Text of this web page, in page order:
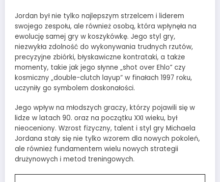
Jordan był nie tylko najlepszym strzelcem i liderem
swojego zespołu, ale również osobą, która wpłynęła na
ewolucję samej gry w koszykówkę. Jego styl gry,
niezwykła zdolność do wykonywania trudnych rzutów,
precyzyjne zbiórki, błyskawiczne kontrataki, a także
momenty, takie jak jego słynne „shot over Ehlo” czy
kosmiczny „double-clutch layup” w finałach 1997 roku,
uczyniły go symbolem doskonałości.
Jego wpływ na młodszych graczy, którzy pojawili się w
lidze w latach 90. oraz na początku XXI wieku, był
nieoceniony. Wzrost fizyczny, talent i styl gry Michaela
Jordana stały się nie tylko wzorem dla nowych pokoleń,
ale również fundamentem wielu nowych strategii
drużynowych i metod treningowych.